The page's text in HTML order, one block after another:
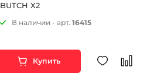
BUTCH X2
В наличии - арт.16415
Купить